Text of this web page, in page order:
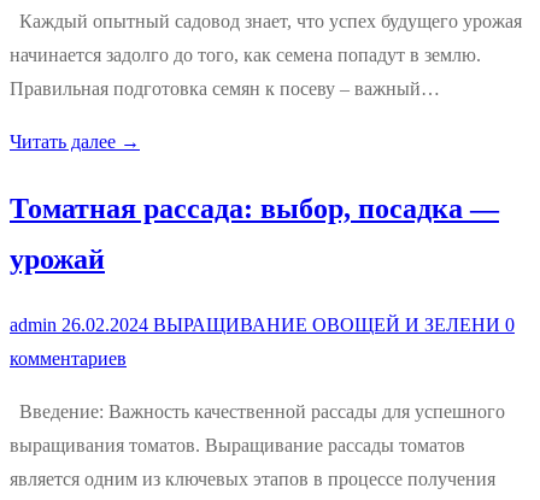
Каждый опытный садовод знает, что успех будущего урожая
начинается задолго до того, как семена попадут в землю.
Правильная подготовка семян к посеву – важный…
Читать далее →
Томатная рассада: выбор, посадка —
урожай
admin 26.02.2024 ВЫРАЩИВАНИЕ ОВОЩЕЙ И ЗЕЛЕНИ 0
комментариев
Введение: Важность качественной рассады для успешного
выращивания томатов. Выращивание рассады томатов
является одним из ключевых этапов в процессе получения